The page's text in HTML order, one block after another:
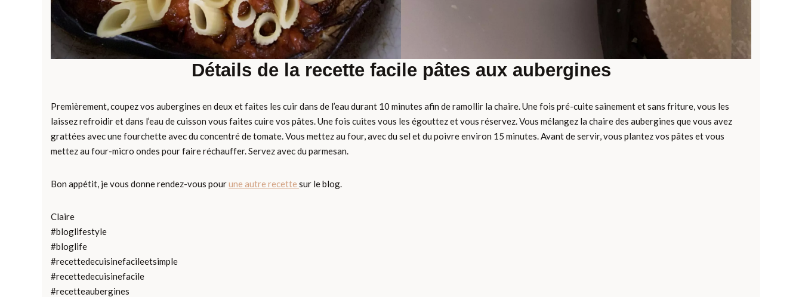
Détails de la recette facile pâtes aux aubergines
Premièrement, coupez vos aubergines en deux et faites les cuir dans de l’eau durant 10 minutes afin de ramollir la chaire. Une fois pré-cuite sainement et sans friture, vous les
laissez refroidir et dans l’eau de cuisson vous faites cuire vos pâtes. Une fois cuites vous les égouttez et vous réservez. Vous mélangez la chaire des aubergines que vous avez
grattées avec une fourchette avec du concentré de tomate. Vous mettez au four, avec du sel et du poivre environ 15 minutes. Avant de servir, vous plantez vos pâtes et vous
mettez au four-micro ondes pour faire réchauffer. Servez avec du parmesan.
Bon appétit, je vous donne rendez-vous pourune autre recette sur le blog.
Claire
#bloglifestyle
#bloglife
#recettedecuisinefacileetsimple
#recettedecuisinefacile
#recetteaubergines